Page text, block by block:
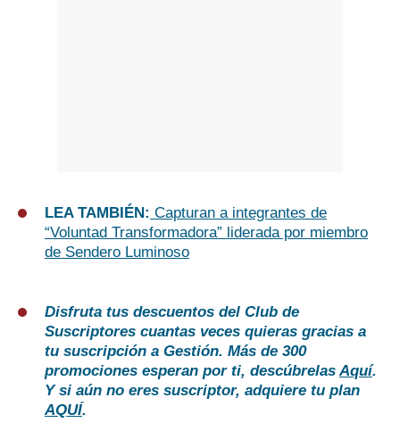
LEA TAMBIÉN: Capturan a integrantes de
“Voluntad Transformadora” liderada por miembro
de Sendero Luminoso
Disfruta tus descuentos del Club de
Suscriptores cuantas veces quieras gracias a
tu suscripción a Gestión. Más de 300
promociones esperan por ti, descúbrelasAquí.
Y si aún no eres suscriptor, adquiere tu plan
AQUÍ.